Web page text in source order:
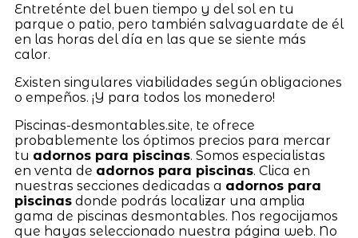
Entreténte del buen tiempo y del sol en tu
parque o patio, pero también salvaguardate de él
en las horas del día en las que se siente más
calor.
Existen singulares viabilidades según obligaciones
o empeños. ¡Y para todos los monedero!
Piscinas-desmontables.site, te ofrece
probablemente los óptimos precios para mercar
tu adornos para piscinas. Somos especialistas
en venta de adornos para piscinas. Clica en
nuestras secciones dedicadas a adornos para
piscinasdonde podrás localizar una amplia
gama de piscinas desmontables. Nos regocijamos
que hayas seleccionado nuestra página web. No